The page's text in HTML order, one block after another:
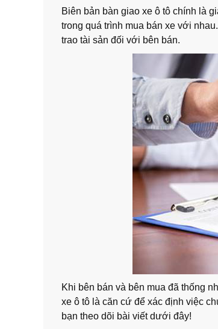
Biên bản bàn giao xe ô tô chính là
trong quá trình mua bán xe với
trao tài sản đối với bên bán.
Khi bên bán và bên mua đã thống
xe ô tô là căn cứ để xác định việc
bạn theo dõi bài viết dưới đây!